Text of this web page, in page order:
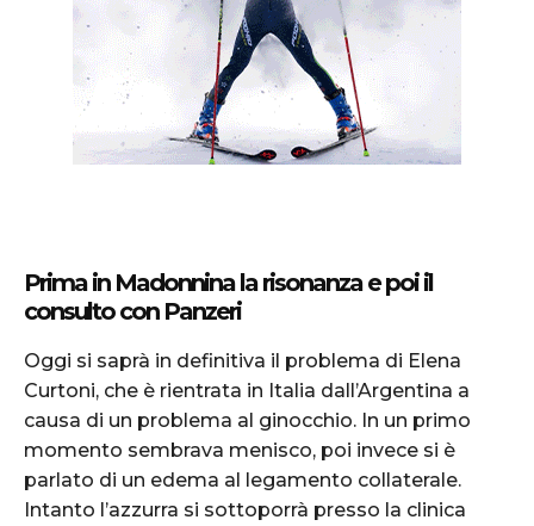
Prima in Madonnina la risonanza e poi il
consulto con Panzeri
Oggi si saprà in definitiva il problema di Elena
Curtoni, che è rientrata in Italia dall’Argentina a
causa di un problema al ginocchio. In un primo
momento sembrava menisco, poi invece si è
parlato di un edema al legamento collaterale.
Intanto l’azzurra si sottoporrà presso la clinica